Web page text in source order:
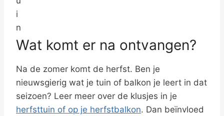
Wat komt er na ontvangen?
Na de zomer komt de herfst. Ben je
nieuwsgierig wat je tuin of balkon je leert in dat
seizoen? Leer meer over de klusjes in je
herfsttuin of op je herfstbalkon. Dan beïnvloed